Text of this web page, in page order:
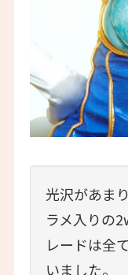
光沢があま
ラメ入りの
レードは全
いました。